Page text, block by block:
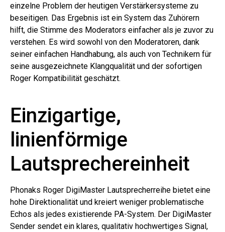
einzelne Problem der heutigen Verstärkersysteme zu
beseitigen. Das Ergebnis ist ein System das Zuhörern
hilft, die Stimme des Moderators einfacher als je zuvor zu
verstehen. Es wird sowohl von den Moderatoren, dank
seiner einfachen Handhabung, als auch von Technikern für
seine ausgezeichnete Klangqualität und der sofortigen
Roger Kompatibilität geschätzt.
Einzigartige,
linienförmige
Lautsprechereinheit
Phonaks Roger DigiMaster Lautsprecherreihe bietet eine
hohe Direktionalität und kreiert weniger problematische
Echos als jedes existierende PA-System. Der DigiMaster
Sender sendet ein klares, qualitativ hochwertiges Signal,